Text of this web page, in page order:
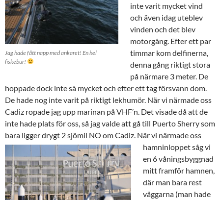
Jag hade fått napp med ankaret! En hel
fiskebur!
inte varit mycket vind
och även idag uteblev
vinden och det blev
motorgång. Efter ett par
timmar kom delfinerna,
denna gång riktigt stora
på närmare 3 meter. De
hoppade dock inte så mycket och efter ett tag försvann dom.
De hade nog inte varit på riktigt lekhumör. När vi närmade oss
Cadiz ropade jag upp marinan på VHF’n. Det visade då att de
inte hade plats för oss, så jag valde att gå till Puerto Sherry som
bara ligger drygt 2 sjömil NO om Cadiz. När vi närmade oss
hamninloppet såg vi
en 6 våningsbyggnad
mitt framför hamnen,
där man bara rest
väggarna (man hade